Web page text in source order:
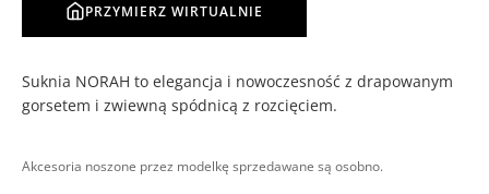
PRZYMIERZ WIRTUALNIE
Suknia NORAH to elegancja i nowoczesność z drapowanym
gorsetem i zwiewną spódnicą z rozcięciem.
Akcesoria noszone przez modelkę sprzedawane są osobno.